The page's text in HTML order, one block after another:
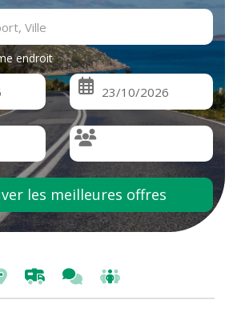
endroit
les meilleures offres